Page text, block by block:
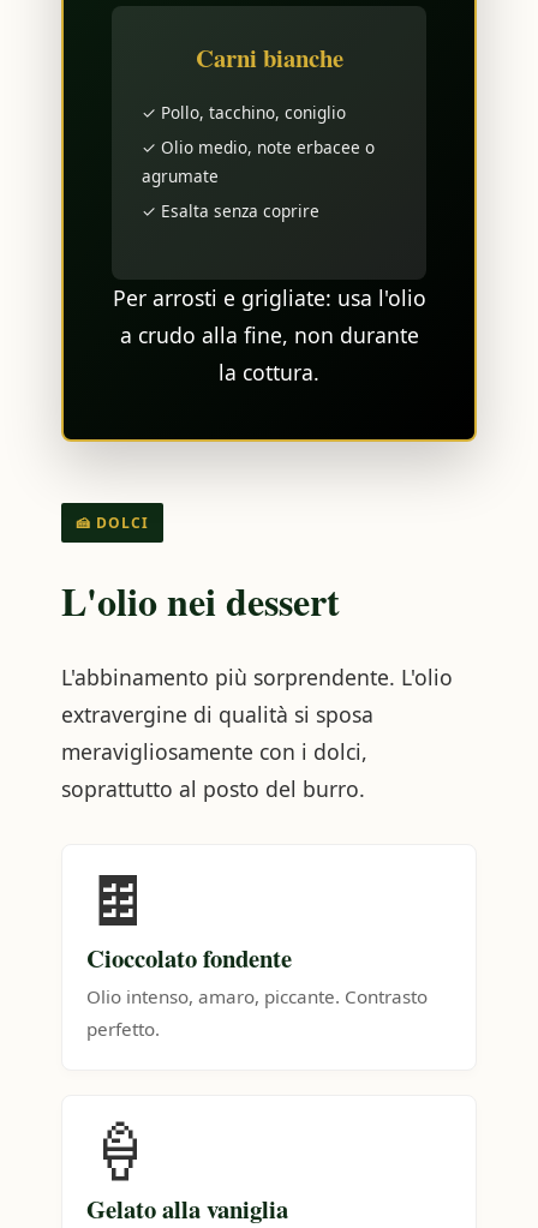
CONSUMATORI
CONTATTI
🛒 ACQUISTA
Carni bianche
✓ Pollo, tacchino, coniglio
✓ Olio medio, note erbacee o
agrumate
✓ Esalta senza coprire
Per arrosti e grigliate: usa l'olio
a crudo alla fine, non durante
la cottura.
🍰 DOLCI
L'olio nei dessert
L'abbinamento più sorprendente. L'olio
extravergine di qualità si sposa
meravigliosamente con i dolci,
soprattutto al posto del burro.
🍫
Cioccolato fondente
Olio intenso, amaro, piccante. Contrasto
perfetto.
🍦
Gelato alla vaniglia